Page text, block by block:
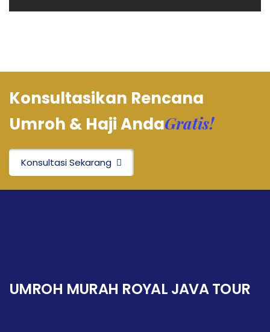
Konsultasikan Rencana
Umroh & Haji AndaGratis!
Konsultasi Sekarang
UMROH MURAH ROYAL JAVA TOUR